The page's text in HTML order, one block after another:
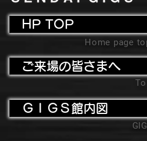
HP TOP
Home page
ご来場の皆さまへ
ＧＩＧＳ館内図